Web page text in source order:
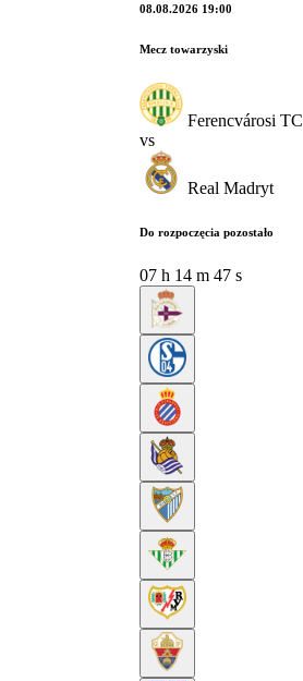
08.08.2026 19:00
Mecz towarzyski
Ferencvárosi TC
vs
Real Madryt
Do rozpoczęcia pozostało
07 h 14 m 46 s